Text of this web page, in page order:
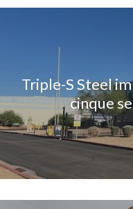
Triple-S Steel
cinque